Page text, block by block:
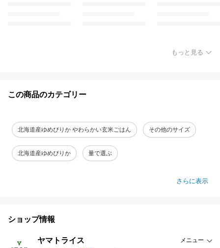
もっと見る
この商品のカテゴリー
北海道産ゆめぴりか やわらかい玄米ごはん その他のサイズ
北海道産ゆめぴりか 量で選ぶ
さらに表示
ショップ情報
ヤマトライス メニュー